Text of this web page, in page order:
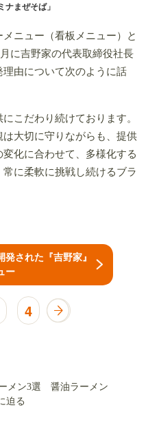
まぜそば」
ニュー（看板メニュー）と
に吉野家の代表取締役社長
由について次のように話
こだわり続けております。
大切に守りながらも、提供
化に合わせて、多様化する
に柔軟に挑戦し続けるブラ
発された『吉野家』
ー
4
メン3選 醤油ラーメン
迫る